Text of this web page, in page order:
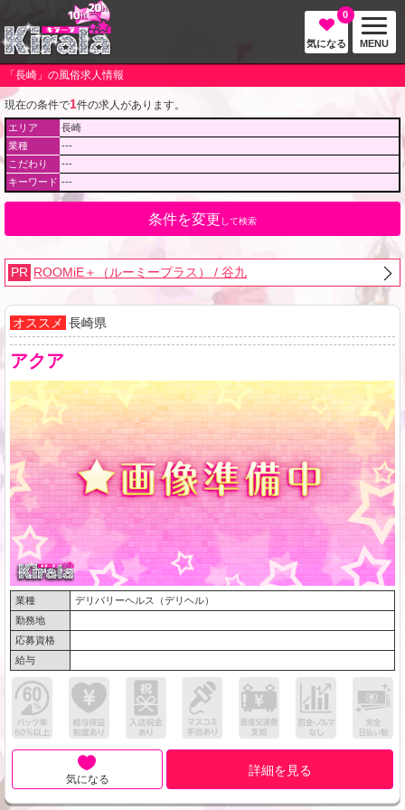
MENU
気になる
0
「長崎」の風俗求人情報
現在の条件で1件の求人があります。
エリア
長崎
業種
---
こだわり
---
キーワード ---
条件を変更 して検索
PR ROOMiE＋（ルーミープラス） / 谷九
オススメ 長崎県
アクア
業種
デリバリーヘルス（デリヘル）
勤務地
応募資格
給与
気になる
詳細を見る